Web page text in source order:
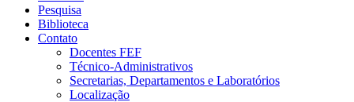
Pesquisa
Biblioteca
Contato
Docentes FEF
Técnico-Administrativos
Secretarias, Departamentos e Laboratórios
Localização